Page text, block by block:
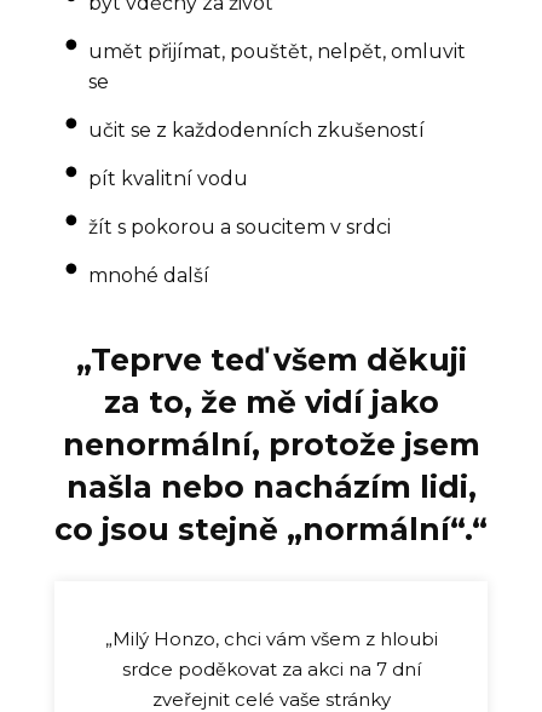
umět přijímat, pouštět, nelpět, omluvit
se
učit se z každodenních zkušeností
pít kvalitní vodu
žít s pokorou a soucitem v srdci
mnohé další
„Teprve teď všem děkuji
za to, že mě vidí jako
nenormální, protože jsem
našla nebo nacházím lidi,
co jsou stejně „normální“.“
„Milý Honzo, chci vám všem z hloubi
srdce poděkovat za akci na 7 dní
zveřejnit celé vaše stránky